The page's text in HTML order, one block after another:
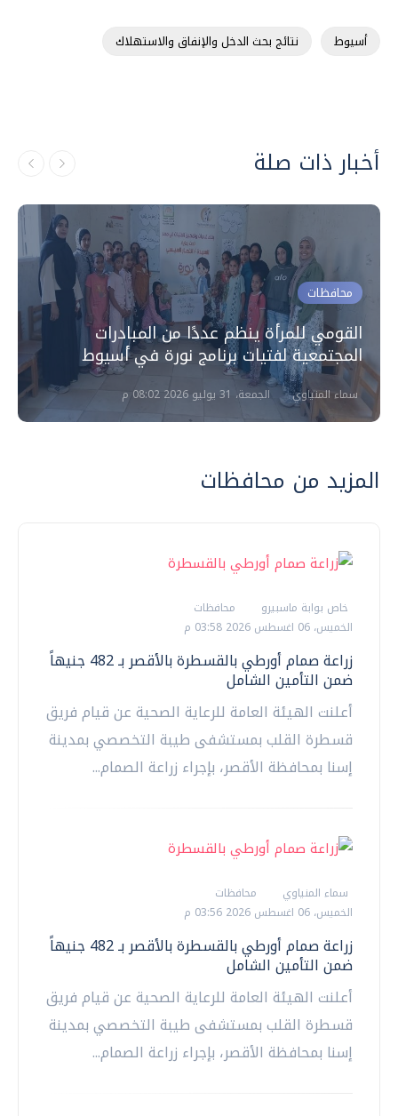
أسيوط نتائج بحث الدخل والإنفاق والاستهلاك
أخبار ذات صلة
محافظات
القومي للمرأة ينظم عددًا من المبادرات
المجتمعية لفتيات برنامج نورة في أسيوط
سماء المنياوي الجمعة، 31 يوليو 2026 08:02 م
المزيد من محافظات
خاص بوابة ماسبيرو
محافظات
الخميس، 06 اغسطس 2026 03:58 م
زراعة صمام أورطي بالقسطرة بالأقصر بـ 482 جنيهاً
ضمن التأمين الشامل
أعلنت الهيئة العامة للرعاية الصحية عن قيام فريق
قسطرة القلب بمستشفى طيبة التخصصي بمدينة
إسنا بمحافظة الأقصر، بإجراء زراعة الصمام...
سماء المنياوي
محافظات
الخميس، 06 اغسطس 2026 03:56 م
زراعة صمام أورطي بالقسطرة بالأقصر بـ 482 جنيهاً
ضمن التأمين الشامل
أعلنت الهيئة العامة للرعاية الصحية عن قيام فريق
قسطرة القلب بمستشفى طيبة التخصصي بمدينة
إسنا بمحافظة الأقصر، بإجراء زراعة الصمام...